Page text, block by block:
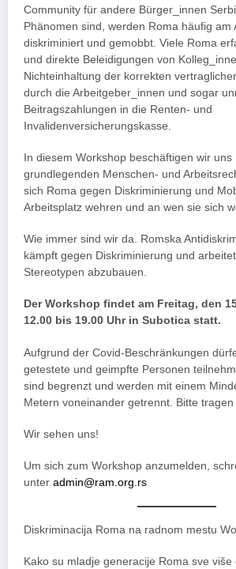
Community für andere Bürger_innen
Phänomen sind, werden Roma häufig am
diskriminiert und gemobbt. Viele Roma
und direkte Beleidigungen von
Nichteinhaltung der korrekten
durch die Arbeitgeber_innen und sogar
Beitragszahlungen in die Renten- und
Invalidenversicherungskasse.
In diesem Workshop beschäftigen wir uns
grundlegenden Menschen- und
sich Roma gegen Diskriminierung und
Arbeitsplatz wehren und an wen sie sich
Wie immer sind wir da. Romska
kämpft gegen Diskriminierung und
Stereotypen abzubauen.
Der Workshop findet am Freitag, den
12.00 bis 19.00 Uhr in Subotica statt.
Aufgrund der Covid-Beschränkungen
getestete und geimpfte Personen
sind begrenzt und werden mit einem
Metern voneinander getrennt. Bitte tragen
Wir sehen uns!
Um sich zum Workshop anzumelden,
unter admin@ram.org.rs
Diskriminacija Roma na radnom mestu
Kako su mladje generacije Roma sve